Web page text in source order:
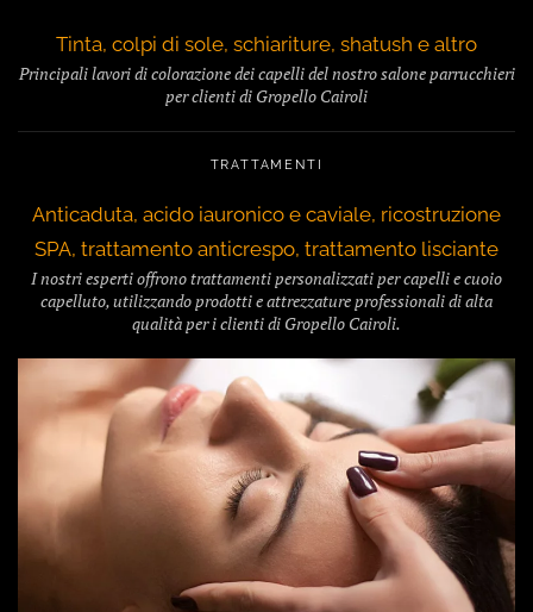
Tinta, colpi di sole, schiariture, shatush e altro
Principali lavori di colorazione dei capelli del nostro salone parrucchieri
per clienti di Gropello Cairoli
TRATTAMENTI
Anticaduta, acido iauronico e caviale, ricostruzione
SPA, trattamento anticrespo, trattamento lisciante
I nostri esperti offrono trattamenti personalizzati per capelli e cuoio
capelluto, utilizzando prodotti e attrezzature professionali di alta
qualità per i clienti di Gropello Cairoli.